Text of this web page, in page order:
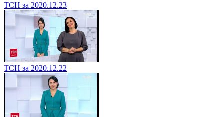
ТСН за 2020.12.23
ТСН за 2020.12.22